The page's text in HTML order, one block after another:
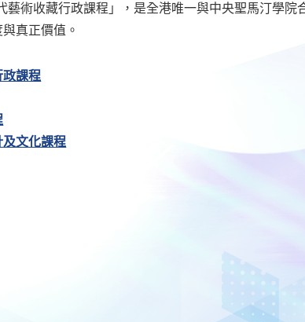
藝術收藏行政課程」，是全港唯一與中央聖馬汀學院
真正價值。
政課程
文化課程